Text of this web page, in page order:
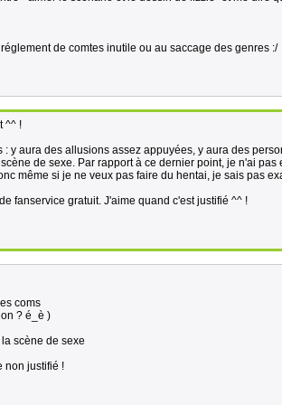
de comtes inutile ou au saccage des genres :/
^^ !
: y aura des allusions assez appuyées, y aura des
de sexe. Par rapport à ce dernier point, je n'ai pas
même si je ne veux pas faire du hentai, je sais pas
fanservice gratuit. J'aime quand c'est justifié ^^ !
coms
? é_è )
scène de sexe
non justifié !